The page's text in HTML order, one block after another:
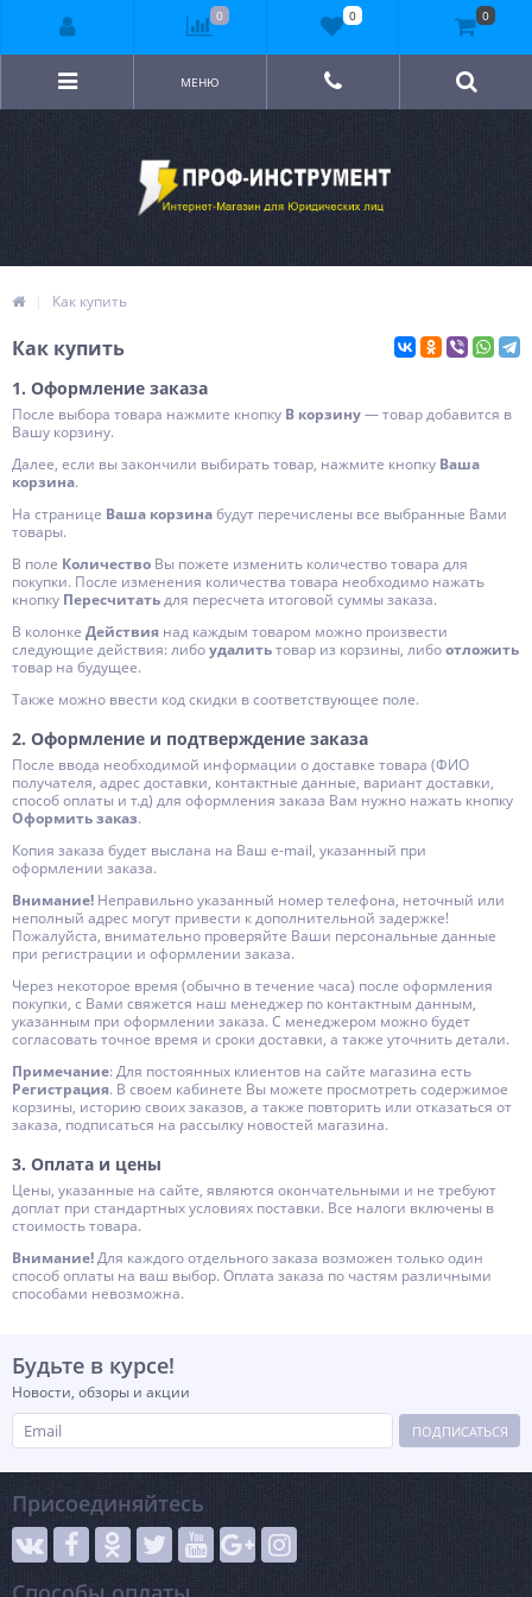
МЕНЮ
Как купить
Как купить
1. Оформление заказа
После выбора товара нажмите кнопку В корзину— товар добавится в
Вашу корзину.
Далее, если вы закончили выбирать товар, нажмите кнопку Ваша
корзина.
На странице Ваша корзинабудут перечислены все выбранные Вами
товары.
В поле Количество Вы пожете изменить количество товара для
покупки. После изменения количества товара необходимо нажать
кнопку Пересчитатьдля пересчета итоговой суммы заказа.
В колонке Действия над каждым товаром можно произвести
следующие действия: либоудалитьтовар из корзины, либоотложить
товар на будущее.
Также можно ввести код скидки в соответствующее поле.
2. Оформление и подтверждение заказа
После ввода необходимой информации о доставке товара (ФИО
получателя, адрес доставки, контактные данные, вариант доставки,
способ оплаты и т.д) для оформления заказа Вам нужно нажать кнопку
Оформить заказ.
Копия заказа будет выслана на Ваш e-mail, указанный при
оформлении заказа.
Внимание! Неправильно указанный номер телефона, неточный или
неполный адрес могут привести к дополнительной задержке!
Пожалуйста, внимательно проверяйте Ваши персональные данные
при регистрации и оформлении заказа.
Через некоторое время (обычно в течение часа) после оформления
покупки, с Вами свяжется наш менеджер по контактным данным,
указанным при оформлении заказа. С менеджером можно будет
согласовать точное время и сроки доставки, а также уточнить детали.
Примечание: Для постоянных клиентов на сайте магазина есть
Регистрация. В своем кабинете Вы можете просмотреть содержимое
корзины, историю своих заказов, а также повторить или отказаться от
заказа, подписаться на рассылку новостей магазина.
3. Оплата и цены
Цены, указанные на сайте, являются окончательными и не требуют
доплат при стандартных условиях поставки. Все налоги включены в
стоимость товара.
Внимание!Для каждого отдельного заказа возможен только один
способ оплаты на ваш выбор. Оплата заказа по частям различными
способами невозможна.
Будьте в курсе!
Новости, обзоры и акции
ПОДПИСАТЬСЯ
Присоединяйтесь
0 0 0